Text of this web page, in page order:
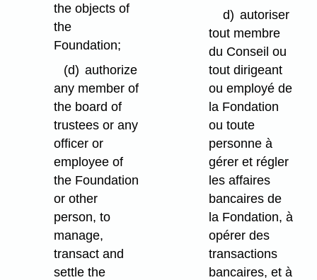
the objects of
the
Foundation;
(d) authorize
any member of
the board of
trustees or any
officer or
employee of
the Foundation
or other
person, to
manage,
transact and
settle the
d) autoriser
tout membre
du Conseil ou
tout dirigeant
ou employé de
la Fondation
ou toute
personne à
gérer et régler
les affaires
bancaires de
la Fondation, à
opérer des
transactions
bancaires, et à